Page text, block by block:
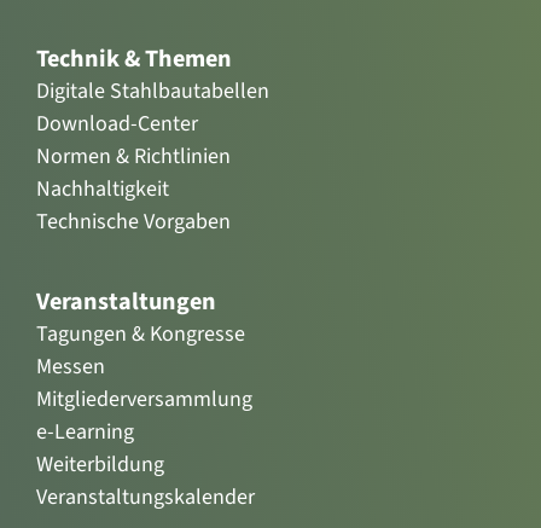
Technik & Themen
Digitale Stahlbautabellen
Download-Center
Normen & Richtlinien
Nachhaltigkeit
Technische Vorgaben
Veranstaltungen
Tagungen & Kongresse
Messen
Mitgliederversammlung
e-Learning
Weiterbildung
Veranstaltungskalender